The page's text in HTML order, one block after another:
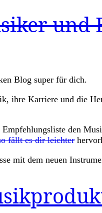
und
Blog super für dich.
ihre Karriere und die
den
fällt es dir leichter
mit dem neuen